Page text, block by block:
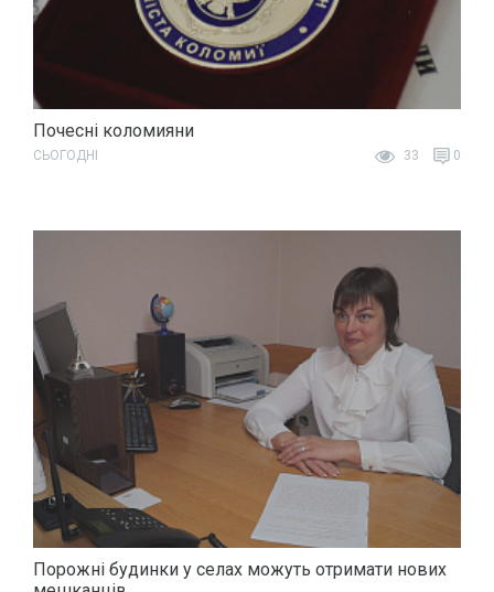
Почесні коломияни
СЬОГОДНІ 33 0
Порожні будинки у селах можуть отримати нових